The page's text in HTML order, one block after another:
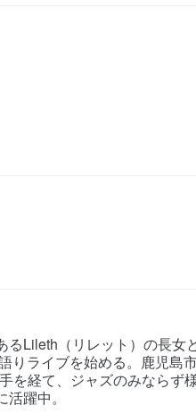
Lileth（リレット）の長女
りライブを始める。鹿児島
を経て、ジャズのみならず
躍中。